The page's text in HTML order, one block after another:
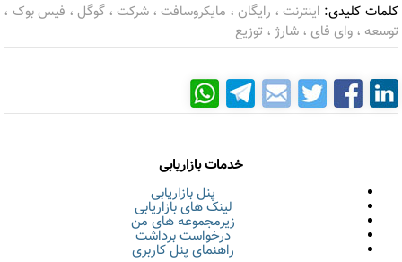
کلمات کلیدی: اینترنت ، رایگان ، مایکروسافت ، شرکت ، گوگل ، فیس بوک ،
توسعه ، وای فای ، شارژ ، توزیع
خدمات بازاریابی
پنل بازاریابی
لینک های بازاریابی
زیرمجموعه های من
درخواست برداشت
راهنمای پنل کاربری